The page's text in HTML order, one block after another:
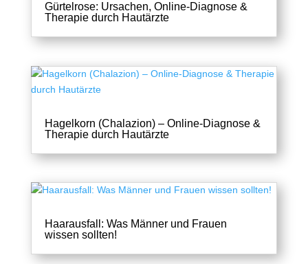
Gürtelrose: Ursachen, Online-Diagnose &
Therapie durch Hautärzte
Hagelkorn (Chalazion) – Online-Diagnose &
Therapie durch Hautärzte
Haarausfall: Was Männer und Frauen
wissen sollten!